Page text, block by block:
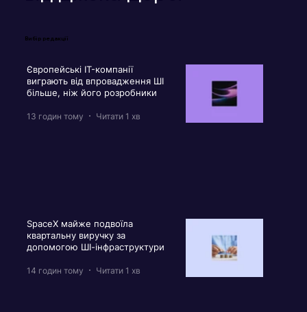
Вибір редакції
Європейські IT-компанії
виграють від впровадження ШІ
більше, ніж його розробники
13 годин тому Читати 1 хв
SpaceX майже подвоїла
квартальну виручку за
допомогою ШІ-інфраструктури
14 годин тому Читати 1 хв